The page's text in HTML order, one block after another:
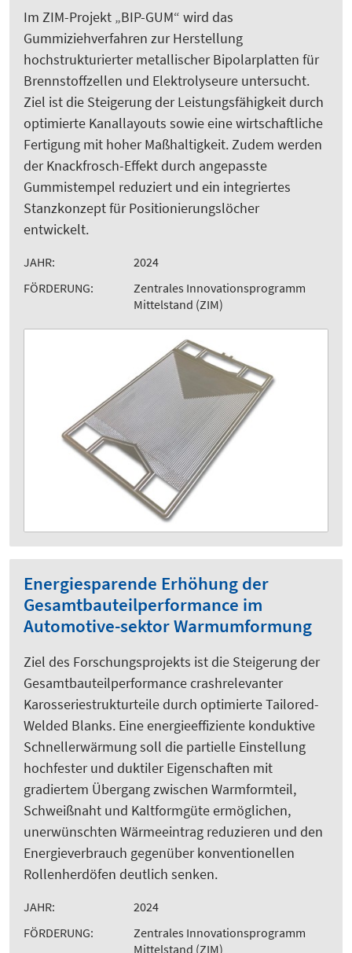
Im ZIM-Projekt „BIP-GUM“ wird das
Gummiziehverfahren zur Herstellung
hochstrukturierter metallischer Bipolarplatten für
Brennstoffzellen und Elektrolyseure untersucht.
Ziel ist die Steigerung der Leistungsfähigkeit durch
optimierte Kanallayouts sowie eine wirtschaftliche
Fertigung mit hoher Maßhaltigkeit. Zudem werden
der Knackfrosch-Effekt durch angepasste
Gummistempel reduziert und ein integriertes
Stanzkonzept für Positionierungslöcher
entwickelt.
JAHR:
2024
FÖRDERUNG:
Zentrales Innovationsprogramm
Mittelstand (ZIM)
Energiesparende Erhöhung der
Gesamtbauteilperformance im
Automotive-sektor Warmumformung
Ziel des Forschungsprojekts ist die Steigerung der
Gesamtbauteilperformance crashrelevanter
Karosseriestrukturteile durch optimierte Tailored-
Welded Blanks. Eine energieeffiziente konduktive
Schnellerwärmung soll die partielle Einstellung
hochfester und duktiler Eigenschaften mit
gradiertem Übergang zwischen Warmformteil,
Schweißnaht und Kaltformgüte ermöglichen,
unerwünschten Wärmeeintrag reduzieren und den
Energieverbrauch gegenüber konventionellen
Rollenherdöfen deutlich senken.
JAHR:
2024
FÖRDERUNG:
Zentrales Innovationsprogramm
Mittelstand (ZIM)